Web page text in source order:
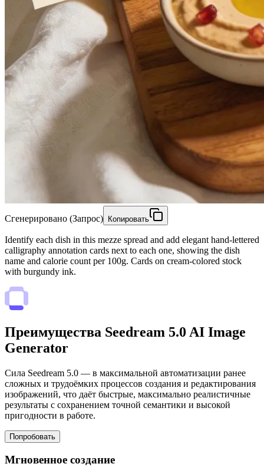
Сгенерировано (Запрос) Копировать
Identify each dish in this mezze spread and add elegant hand-lettered
calligraphy annotation cards next to each one, showing the dish
name and calorie count per 100g. Cards on cream-colored stock
with burgundy ink.
Преимущества Seedream 5.0 AI Image
Generator
Сила Seedream 5.0 — в максимальной автоматизации ранее
сложных и трудоёмких процессов создания и редактирования
изображений, что даёт быстрые, максимально реалистичные
результаты с сохранением точной семантики и высокой
пригодности в работе.
Попробовать
Мгновенное создание